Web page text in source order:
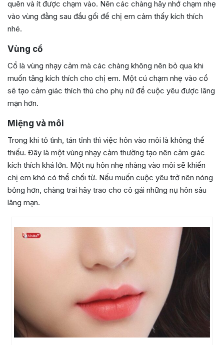
quên và ít được chạm vào. Nên các chàng hãy nhớ chạm nhẹ
vào vùng đằng sau đầu gối để chị em cảm thấy kích thích
nhé.
Vùng cổ
Cổ là vùng nhạy cảm mà các chàng không nên bỏ qua khi
muốn tăng kích thích cho chị em. Một cú chạm nhẹ vào cổ
sẽ tạo cảm giác thích thú cho phụ nữ để cuộc yêu được lãng
mạn hơn.
Miệng và môi
Trong khi tỏ tình, tán tỉnh thì việc hôn vào môi là không thể
thiếu. Đây là một vùng nhạy cảm thường tạo nên cảm giác
kích thích khá lớn. Một nụ hôn nhẹ nhàng vào môi sẽ khiến
chị em khó có thể chối từ. Nếu muốn cuộc yêu trở nên nóng
bỏng hơn, chàng trai hãy trao cho cô gái những nụ hôn sâu
lãng mạn.